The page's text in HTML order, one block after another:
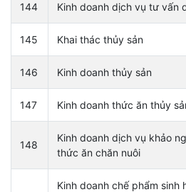
144 Kinh doanh dịch vụ tư vấn
145 Khai thác thủy sản
146 Kinh doanh thủy sản
147 Kinh doanh thức ăn thủy
148
Kinh doanh dịch vụ khảo
thức ăn chăn nuôi
Kinh doanh chế phẩm sinh